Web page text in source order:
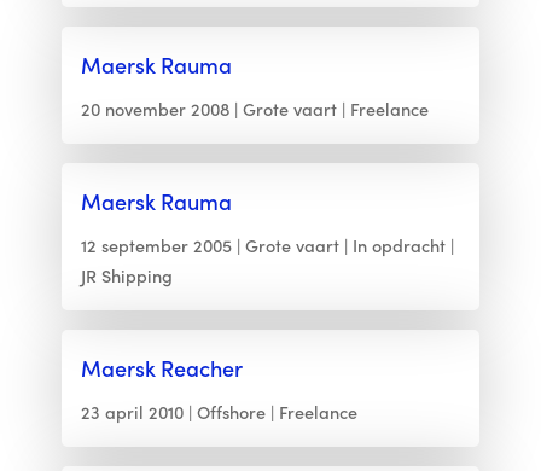
Maersk Rauma
20 november 2008 Grote vaart Freelance
Maersk Rauma
12 september 2005 Grote vaart
In opdracht
JR Shipping
Maersk Reacher
23 april 2010 Offshore Freelance